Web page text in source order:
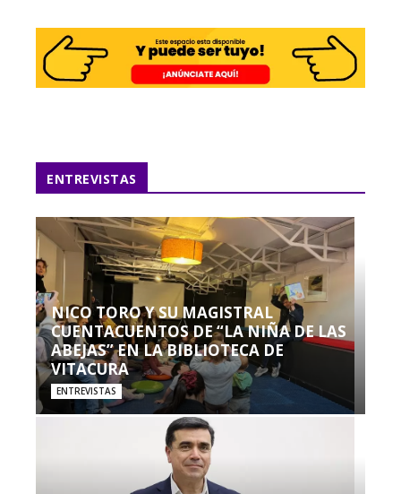
ENTREVISTAS
NICO TORO Y SU MAGISTRAL
CUENTACUENTOS DE “LA NIÑA DE LAS
ABEJAS” EN LA BIBLIOTECA DE
VITACURA
ENTREVISTAS